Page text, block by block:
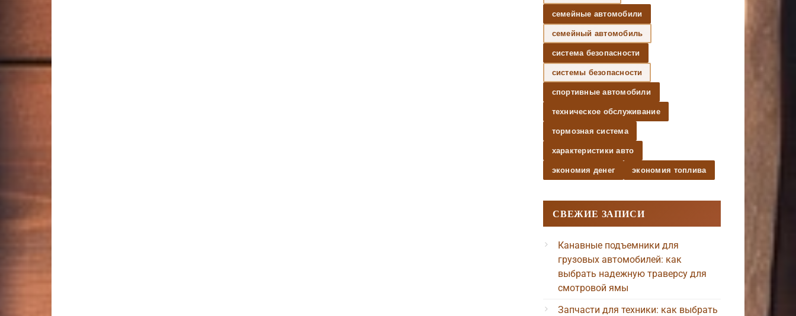
семейные автомобили
семейный автомобиль
система безопасности
системы безопасности
спортивные автомобили
техническое обслуживание
тормозная система
характеристики авто
экономия денег экономия топлива
СВЕЖИЕ ЗАПИСИ
Канавные подъемники для
грузовых автомобилей: как
выбрать надежную траверсу для
смотровой ямы
Запчасти для техники: как выбрать